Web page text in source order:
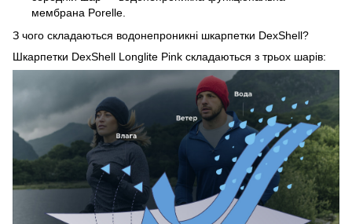
мембрана Porelle.
З чого складаються водонепроникні шкарпетки DexShell?
Шкарпетки DexShell Longlite Pink складаються з трьох шарів: